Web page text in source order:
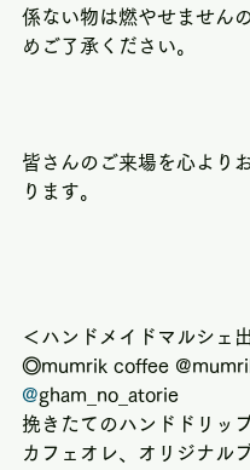
係ない物は燃やせません
めご了承ください。
皆さんのご来場を心より
ります。
＜ハンドメイドマルシェ
◎mumrik coffee
@gham_no_atorie
挽きたてのハンドドリッ
カフェオレ、オリジナル